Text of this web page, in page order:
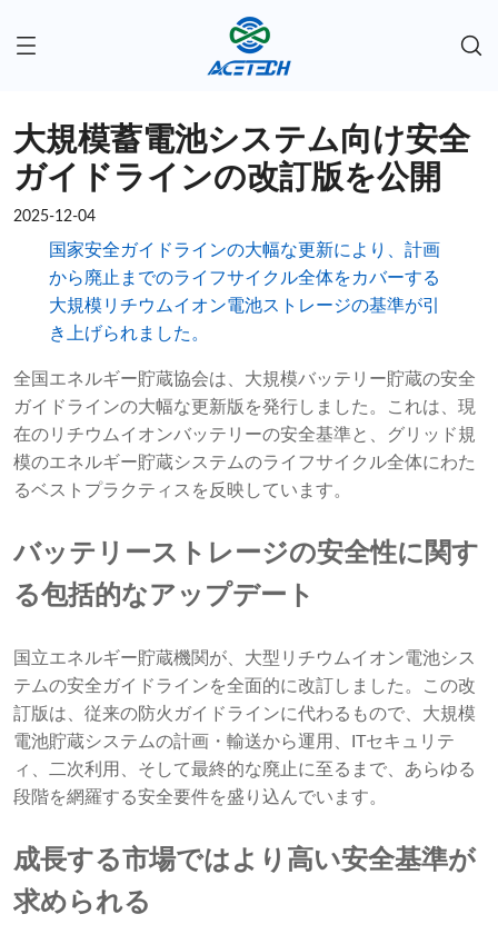
大規模蓄電池システム向け安全
ガイドラインの改訂版を公開
2025-12-04
国家安全ガイドラインの大幅な更新により、計画
から廃止までのライフサイクル全体をカバーする
大規模リチウムイオン電池ストレージの基準が引
き上げられました。
全国エネルギー貯蔵協会は、大規模バッテリー貯蔵の安全
ガイドラインの大幅な更新版を発行しました。これは、現
在のリチウムイオンバッテリーの安全基準と、グリッド規
模のエネルギー貯蔵システムのライフサイクル全体にわた
るベストプラクティスを反映しています。
バッテリーストレージの安全性に関す
る包括的なアップデート
国立エネルギー貯蔵機関が、大型リチウムイオン電池シス
テムの安全ガイドラインを全面的に改訂しました。この改
訂版は、従来の防火ガイドラインに代わるもので、大規模
電池貯蔵システムの計画・輸送から運用、ITセキュリテ
ィ、二次利用、そして最終的な廃止に至るまで、あらゆる
段階を網羅する安全要件を盛り込んでいます。
成長する市場ではより高い安全基準が
求められる